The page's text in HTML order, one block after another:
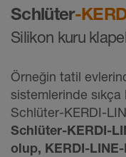
Schlüter-
Silikon kuru
Örneğin tatil
sistemlerinde sıkça
Schlüter-KERDI-
Schlüter-KERDI-
olup, KERDI-